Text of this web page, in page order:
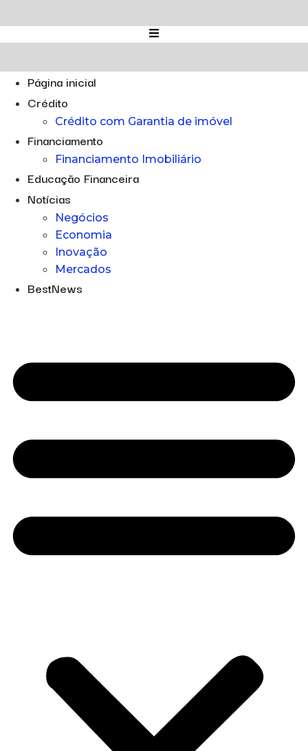
para
o
Página inicial
Crédito
Crédito com Garantia de imóvel
Financiamento
Financiamento Imobiliário
Educação Financeira
Notícias
Negócios
Economia
Inovação
Mercados
BestNews